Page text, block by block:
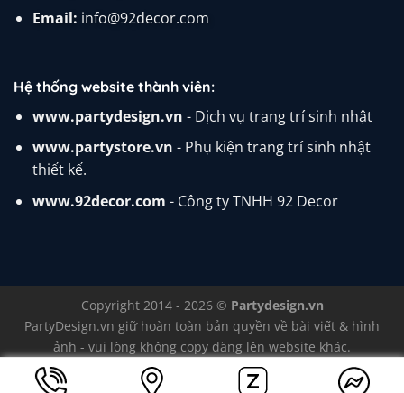
Email: info@92decor.com
Hệ thống website thành viên:
www.partydesign.vn - Dịch vụ trang trí sinh nhật
www.partystore.vn - Phụ kiện trang trí sinh nhật
thiết kế.
www.92decor.com - Công ty TNHH 92 Decor
Copyright 2014 - 2026 © Partydesign.vn
PartyDesign.vn giữ hoàn toàn bản quyền về bài viết & hình
ảnh - vui lòng không copy đăng lên website khác.